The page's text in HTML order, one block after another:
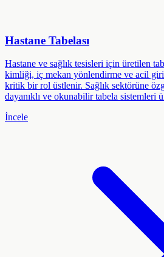
Hastane Tabelası
Hastane ve sağlık tesisleri için üretilen
kimliği, iç mekan yönlendirme ve acil
kritik bir rol üstlenir. Sağlık sektörüne
dayanıklı ve okunabilir tabela sistemleri
İncele